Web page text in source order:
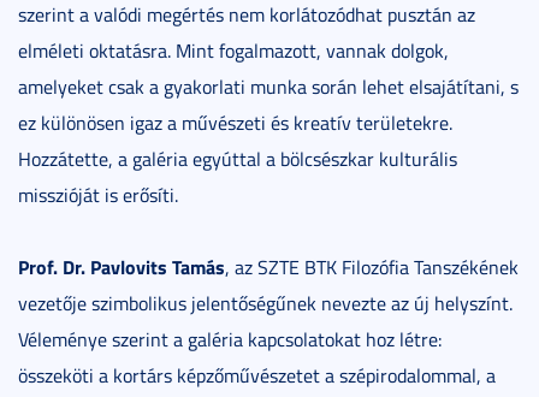
szerint a valódi megértés nem korlátozódhat pusztán az
elméleti oktatásra. Mint fogalmazott, vannak dolgok,
amelyeket csak a gyakorlati munka során lehet elsajátítani, s
ez különösen igaz a művészeti és kreatív területekre.
Hozzátette, a galéria egyúttal a bölcsészkar kulturális
misszióját is erősíti.
Prof. Dr. Pavlovits Tamás, az SZTE BTK Filozófia Tanszékének
vezetője szimbolikus jelentőségűnek nevezte az új helyszínt.
Véleménye szerint a galéria kapcsolatokat hoz létre:
összeköti a kortárs képzőművészetet a szépirodalommal, a